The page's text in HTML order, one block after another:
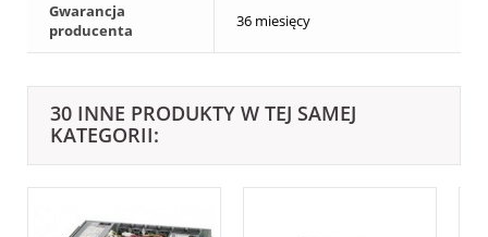
Gwarancja
producenta
36 miesięcy
30 INNE PRODUKTY W TEJ SAMEJ
KATEGORII: